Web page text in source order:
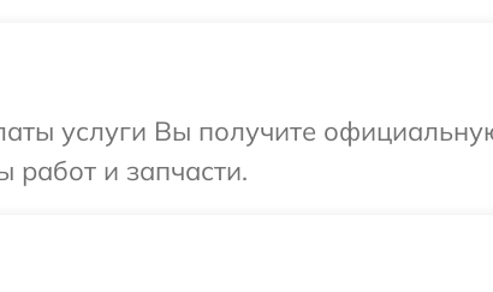
услуги Вы получите
работ и запчасти.